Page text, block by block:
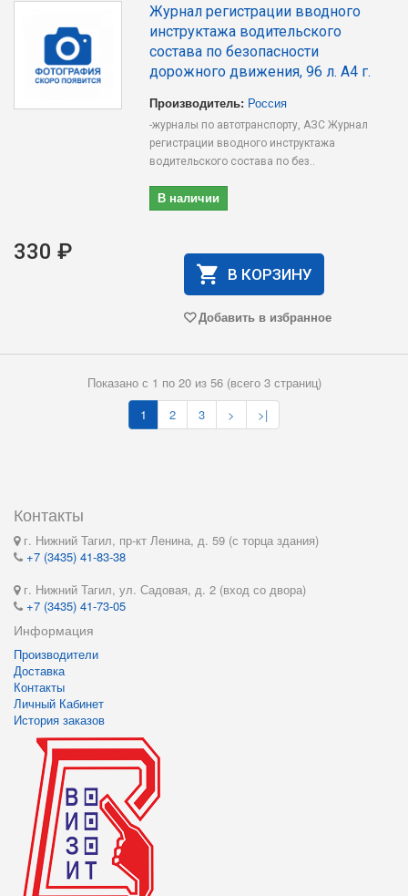
Журнал регистрации вводного
инструктажа водительского
состава по безопасности
дорожного движения, 96 л. А4 г.
Производитель: Россия
-журналы по автотранспорту, АЗС Журнал
регистрации вводного инструктажа
водительского состава по без..
В наличии
330 ₽
В КОРЗИНУ
Добавить в избранное
Показано с 1 по 20 из 56 (всего 3 страниц)
1
2 3 > >|
Контакты
г. Нижний Тагил, пр-кт Ленина, д. 59 (с торца здания)
+7 (3435) 41-83-38
г. Нижний Тагил, ул. Садовая, д. 2 (вход со двора)
+7 (3435) 41-73-05
Информация
Производители
Доставка
Контакты
Личный Кабинет
История заказов